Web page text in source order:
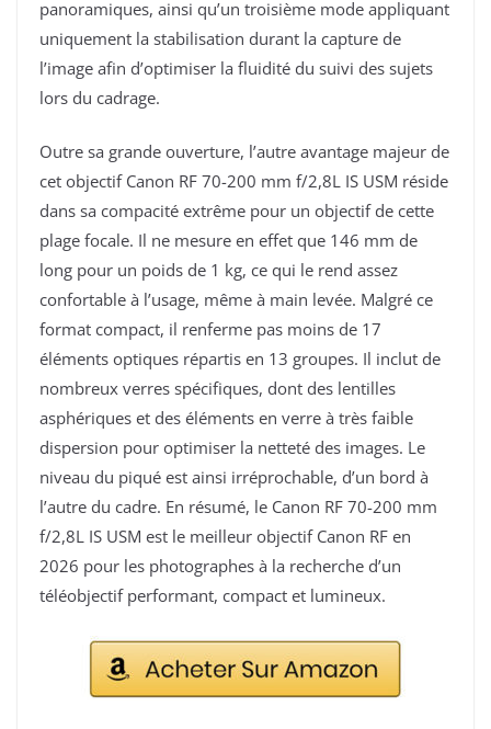
panoramiques, ainsi qu’un troisième mode appliquant
uniquement la stabilisation durant la capture de
l’image afin d’optimiser la fluidité du suivi des sujets
lors du cadrage.
Outre sa grande ouverture, l’autre avantage majeur de
cet objectif Canon RF 70-200 mm f/2,8L IS USM réside
dans sa compacité extrême pour un objectif de cette
plage focale. Il ne mesure en effet que 146 mm de
long pour un poids de 1 kg, ce qui le rend assez
confortable à l’usage, même à main levée. Malgré ce
format compact, il renferme pas moins de 17
éléments optiques répartis en 13 groupes. Il inclut de
nombreux verres spécifiques, dont des lentilles
asphériques et des éléments en verre à très faible
dispersion pour optimiser la netteté des images. Le
niveau du piqué est ainsi irréprochable, d’un bord à
l’autre du cadre. En résumé, le Canon RF 70-200 mm
f/2,8L IS USM est le meilleur objectif Canon RF en
2026 pour les photographes à la recherche d’un
téléobjectif performant, compact et lumineux.